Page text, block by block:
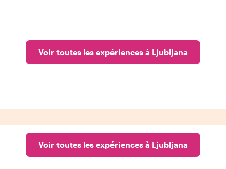
Voir toutes les expériences à Ljubljana
Voir toutes les expériences à Ljubljana